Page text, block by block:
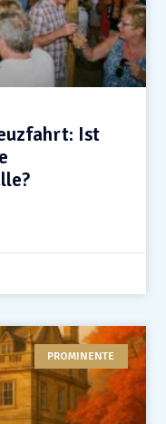
Ist
PROMINENTE